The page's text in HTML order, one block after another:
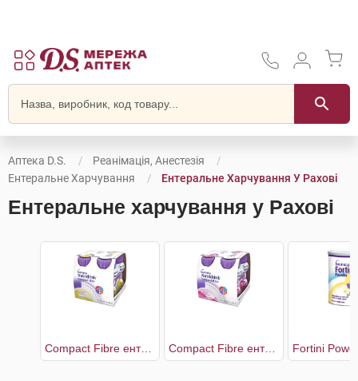
Аптека D.S.
Реанімація, Анестезія
Ентеральне Харчування
Ентеральне Харчування У Рахові
Ентеральне харчування у Рахові
Compact Fibre ентеральне харчування зі смаком ванілі Compact Fibre ентеральне харчування зі смаком полуниці